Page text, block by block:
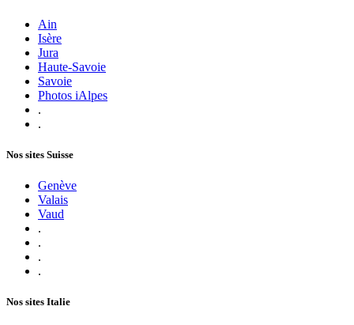
Ain
Isère
Jura
Haute-Savoie
Savoie
Photos iAlpes
.
.
Nos sites Suisse
Genève
Valais
Vaud
.
.
.
.
Nos sites Italie